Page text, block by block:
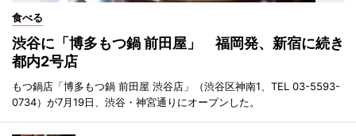
食べる
渋谷に「博多もつ鍋 前田屋」 福岡発、新宿に続き
都内2号店
もつ鍋店「博多もつ鍋 前田屋 渋谷店」（渋谷区神南1、TEL 03-5593-
0734）が7月19日、渋谷・神宮通りにオープンした。